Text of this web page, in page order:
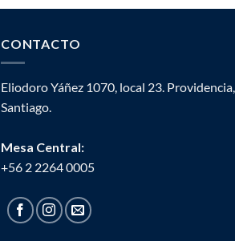
CONTACTO
Eliodoro Yáñez 1070, local 23. Providencia,
Santiago.
Mesa Central:
+56 2 2264 0005